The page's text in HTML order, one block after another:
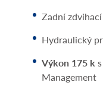
Zadní zdvihací
Hydraulický
Výkon 175 k
Management